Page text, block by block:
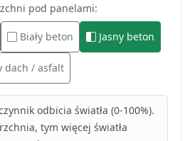
pod panelami:
Biały beton Jasny beton
dach / asfalt
odbicia światła (0-100%).
tym więcej światła